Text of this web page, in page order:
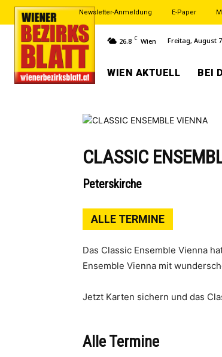
Newsletter-Anmeldung E-Paper
26.8 C Wien Freitag, August
WIEN AKTUELL BEI
CLASSIC
Peterskirche
ALLE TERMINE
Das Classic Ensemble Vienna
Ensemble Vienna mit
Jetzt Karten sichern und das
Alle Termine